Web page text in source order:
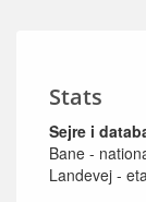
Stats
Sejre i
Bane -
Landevej -